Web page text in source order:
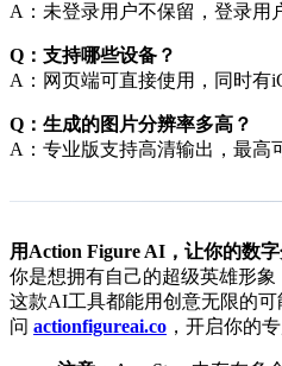
A：未登录用户不保留，登录用
Q：支持哪些设备？
A：网页端可直接使用，同时有
Q：生成的图片分辨率多高？
A：专业版支持高清输出，最高
用Action Figure AI，让你的数字
你是想拥有自己的超级英雄形象
这款AI工具都能用创意无限的
问 actionfigureai.co ，开启你的